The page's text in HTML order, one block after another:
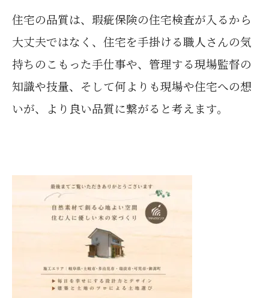
住宅の品質は、瑕疵保険の住宅検査が入るから
大丈夫ではなく、住宅を手掛ける職人さんの気
持ちのこもった手仕事や、管理する現場監督の
知識や技量、そして何よりも現場や住宅への想
いが、より良い品質に繋がると考えます。